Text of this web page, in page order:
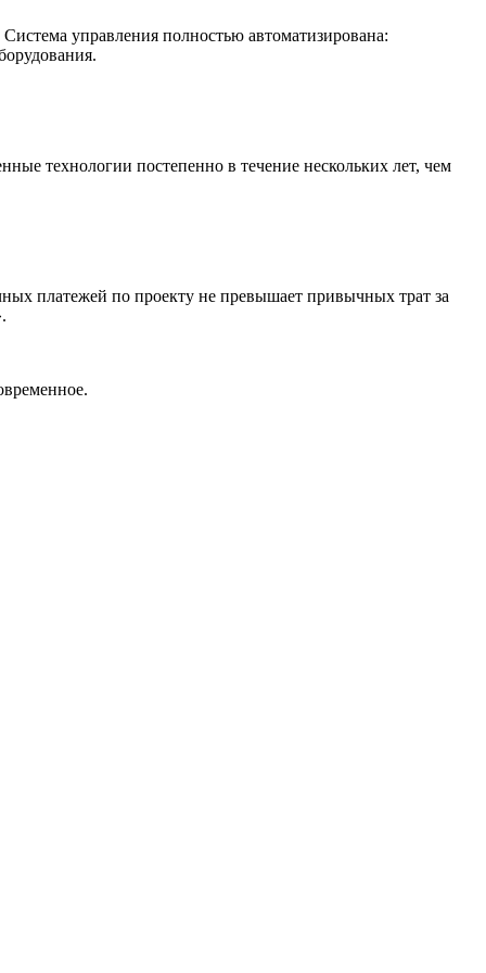
управления полностью автоматизирована:
технологии постепенно в течение нескольких лет, чем
платежей по проекту не превышает привычных трат за